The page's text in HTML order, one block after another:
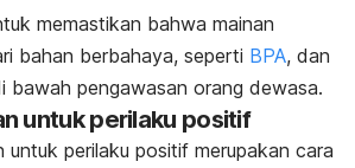
memastikan bahwa mainan
bahan berbahaya, seperti BPA, dan
bawah pengawasan orang dewasa.
untuk perilaku positif
untuk perilaku positif merupakan cara